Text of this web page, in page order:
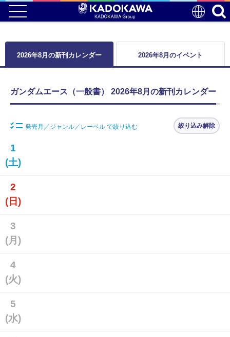
2026年8月の新刊カレンダー 2026年8月のイベント
ガンダムエース（一般書） 2026年8月の新刊カレンダー
発売月／ジャンル／レーベル で絞り込む 絞り込み解除
1
(土)
2
(日)
3
(月)
4
(火)
5
(水)